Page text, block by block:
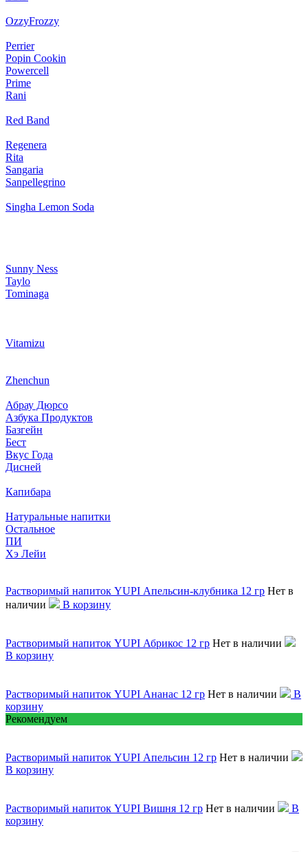
OzzyFrozzy
Perrier
Popin Cookin
Powercell
Prime
Rani
Red Band
Regenera
Rita
Sangaria
Sanpellegrino
Singha Lemon Soda
Sunny Ness
Taylo
Tominaga
Vitamizu
Zhenchun
Абрау Дюрсо
Азбука Продуктов
Базгейн
Бест
Вкус Года
Дисней
Капибара
Натуральные напитки
Остальное
ПИ
Хэ Лейи
Растворимый напиток YUPI Апельсин-клубника 12 гр Нет в
наличии
В корзину
Растворимый напиток YUPI Абрикос 12 гр Нет в наличии
В корзину
Растворимый напиток YUPI Ананас 12 гр Нет в наличии
В
корзину
Рекомендуем
Растворимый напиток YUPI Апельсин 12 гр Нет в наличии
В корзину
Растворимый напиток YUPI Вишня 12 гр Нет в наличии
В
корзину